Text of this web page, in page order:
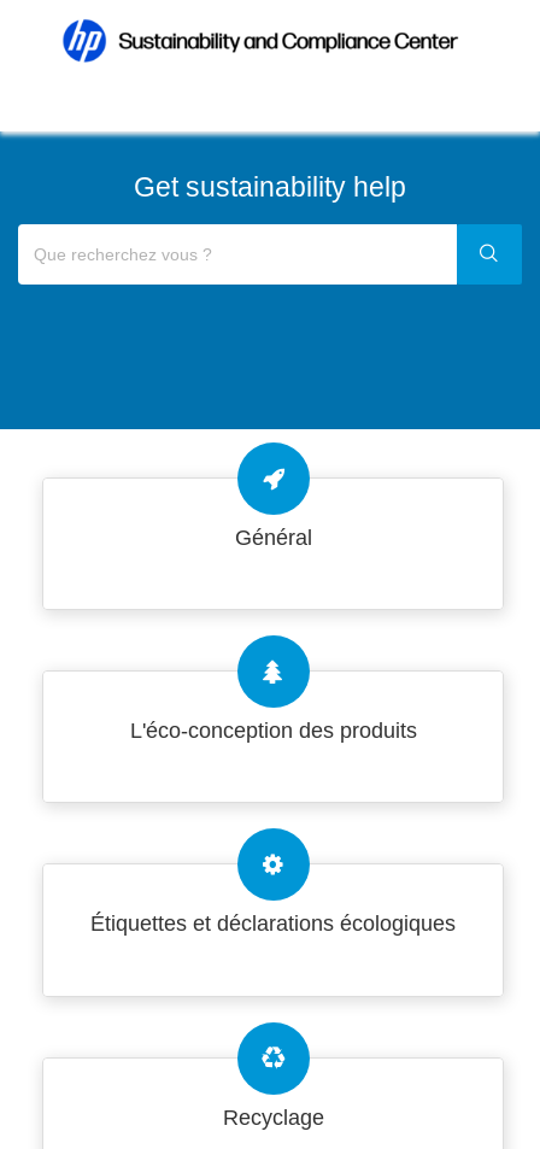
Get sustainability help
Général
L'éco-conception des produits
Étiquettes et déclarations écologiques
Recyclage